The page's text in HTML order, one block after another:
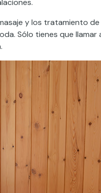
y los tratamiento
Sólo tienes que